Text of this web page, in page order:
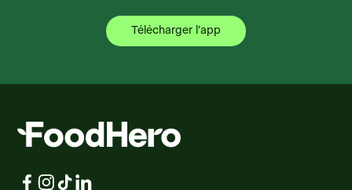
Télécharger l’app